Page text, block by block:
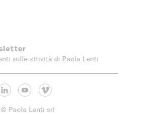
sulle attività di Paola Lenti
© Paola Lenti srl